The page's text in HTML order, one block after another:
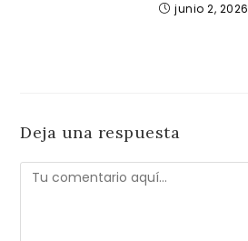
junio 2, 2026
Deja una respuesta
Comentario